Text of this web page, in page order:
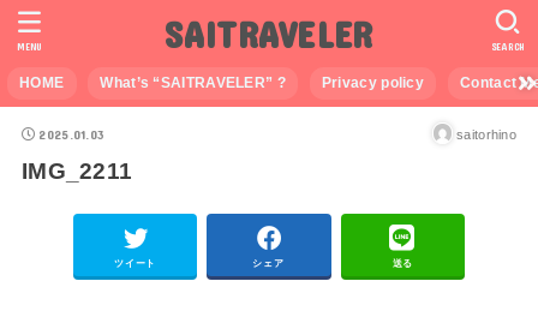
SAITRAVELER
HOME What’s “SAITRAVELER” ? Privacy policy Contact
SEARCH
MENU
2025.01.03 saitorhino
IMG_2211
ツイート シェア 送る